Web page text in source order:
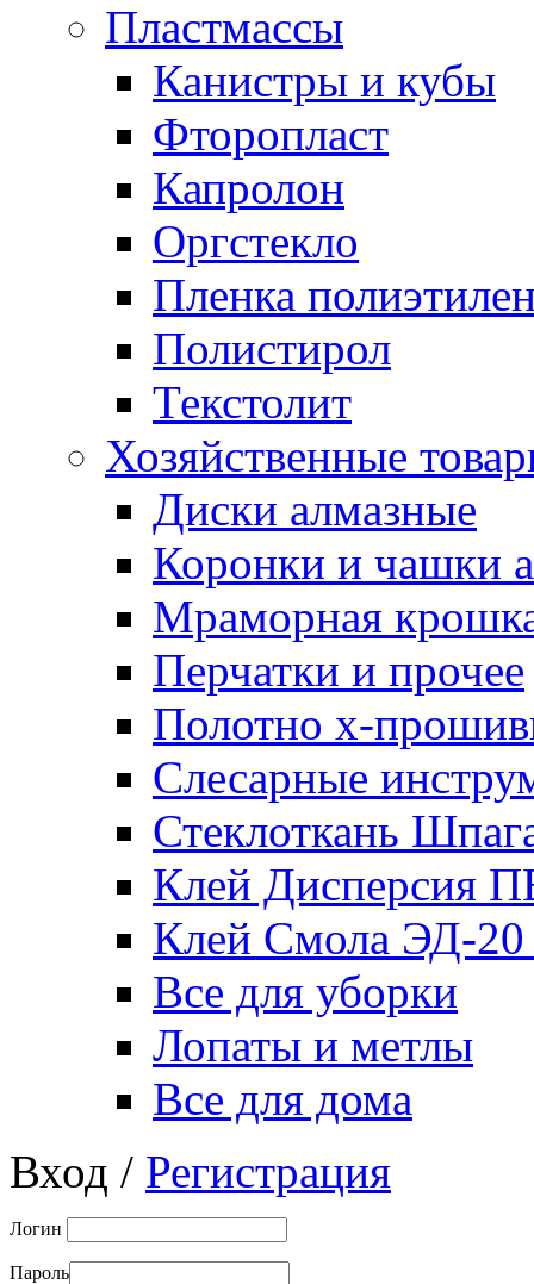
Пластмассы
Канистры и кубы
Фторопласт
Капролон
Оргстекло
Пленка
Полистирол
Текстолит
Хозяйственные
Диски алмазные
Коронки и чашки
Мраморная
Перчатки и прочее
Полотно х-
Слесарные
Стеклоткань
Клей Дисперсия
Клей Смола ЭД-20
Все для уборки
Лопаты и метлы
Все для дома
Вход / Регистрация
Логин
Пароль